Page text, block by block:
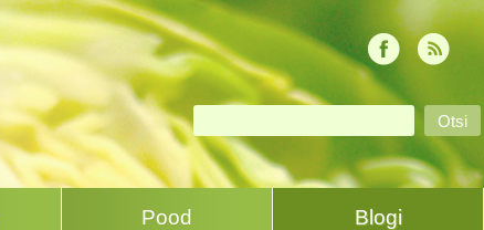
Pood Blogi